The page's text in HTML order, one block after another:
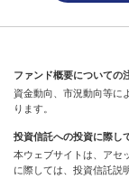
ファンド概要についての
資金動向、市況動向等に
ります。
投資信託への投資に際し
本ウェブサイトは、アセ
に際しては、投資信託説